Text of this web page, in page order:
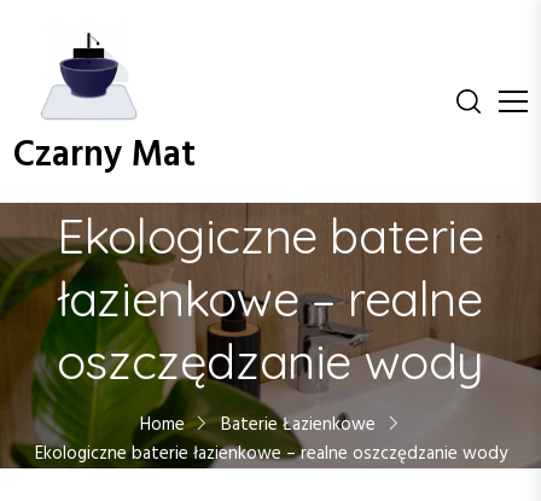
n
e
Czarny Mat
Ekologiczne baterie
łazienkowe – realne
oszczędzanie wody
Home
Baterie Łazienkowe
Ekologiczne baterie łazienkowe – realne oszczędzanie wody